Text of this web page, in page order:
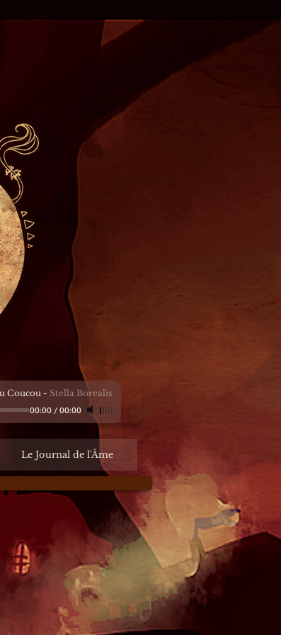
Coucou - Stella Borealis
00:00 / 00:00
Le Journal de l'Âme